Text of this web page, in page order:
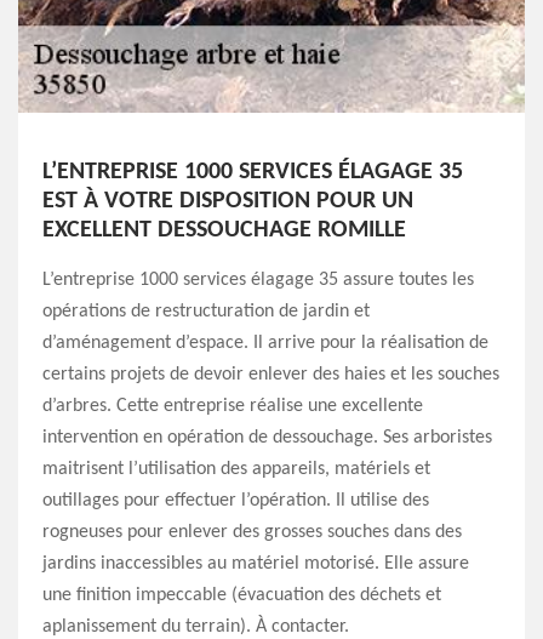
L’ENTREPRISE 1000 SERVICES ÉLAGAGE 35
EST À VOTRE DISPOSITION POUR UN
EXCELLENT DESSOUCHAGE ROMILLE
L’entreprise 1000 services élagage 35 assure toutes les
opérations de restructuration de jardin et
d’aménagement d’espace. Il arrive pour la réalisation de
certains projets de devoir enlever des haies et les souches
d’arbres. Cette entreprise réalise une excellente
intervention en opération de dessouchage. Ses arboristes
maitrisent l’utilisation des appareils, matériels et
outillages pour effectuer l’opération. Il utilise des
rogneuses pour enlever des grosses souches dans des
jardins inaccessibles au matériel motorisé. Elle assure
une finition impeccable (évacuation des déchets et
aplanissement du terrain). À contacter.